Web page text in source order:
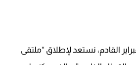
القادم، نستعد لإطلاق “ملتقى